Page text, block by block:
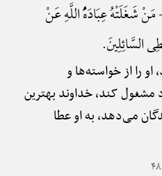
مَنْ شَغَلَتْهُ عِبَادَهًُْ اللَّهِ عَنْ
السَّائِلِینَ.
را از خواسته‌ها و
کند، خداوند بهترین
می‌دهد، به او عطا